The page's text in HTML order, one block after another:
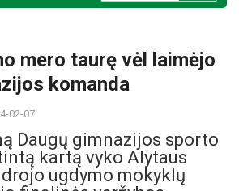
mero taurę vėl laimėjo
komanda
02-07
Daugų gimnazijos sporto
kartą vyko Alytaus
ugdymo mokyklų